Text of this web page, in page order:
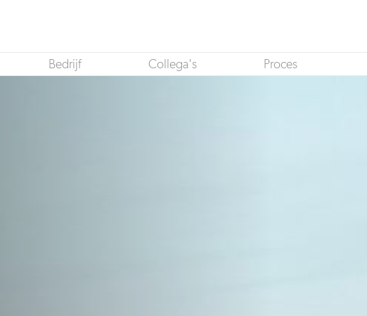
Bedrijf Collega's Proces